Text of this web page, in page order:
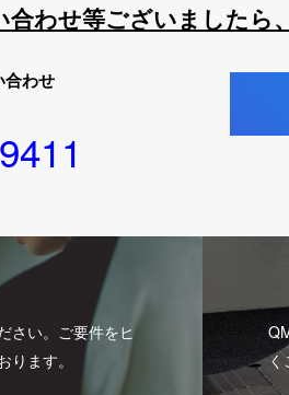
わせ等ございましたら
合わせ
さい。ご要件をヒ
ます。
く